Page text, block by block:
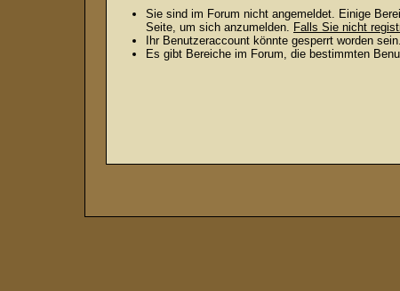
Sie sind im Forum nicht angemeldet. Einige
Seite, um sich anzumelden. Falls Sie nicht
Ihr Benutzeraccount könnte gesperrt worden
Es gibt Bereiche im Forum, die bestimmten